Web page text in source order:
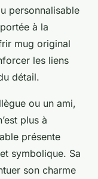
personnalisable
à la
mug original
les liens
détail.
ou un ami,
plus à
présente
symbolique. Sa
son charme